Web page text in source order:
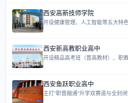
西安高新技师学院
开设健康管理、人工智能等五大特
西安新高教职业高中
开设精品高考班（普高教材）、职
西安鱼跃职业高中
主打“职普融通”升学双赛道与全封